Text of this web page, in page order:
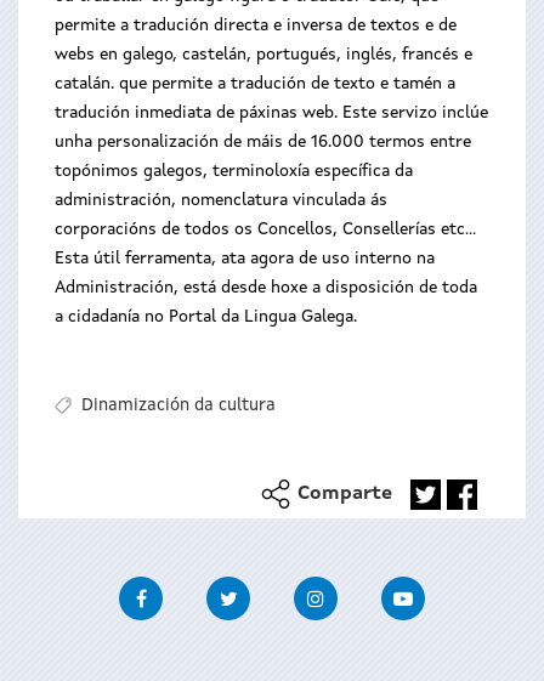
permite a tradución directa e inversa de textos e de
webs en galego, castelán, portugués, inglés, francés e
catalán. que permite a tradución de texto e tamén a
tradución inmediata de páxinas web. Este servizo inclúe
unha personalización de máis de 16.000 termos entre
topónimos galegos, terminoloxía específica da
administración, nomenclatura vinculada ás
corporacións de todos os Concellos, Consellerías etc...
Esta útil ferramenta, ata agora de uso interno na
Administración, está desde hoxe a disposición de toda
a cidadanía no Portal da Lingua Galega.
Dinamización da cultura
Comparte
FacebookTwitter InstagramYoutube